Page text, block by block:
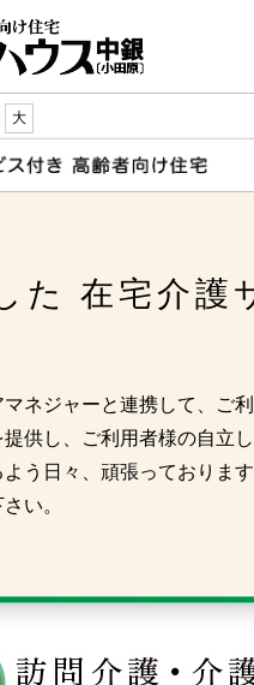
大
た 在宅介護
ネジャーと連携して、ご
供し、ご利用者様の自立
う日々、頑張っておりま
い。